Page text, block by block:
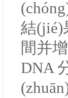
結(jié)
間并
DNA